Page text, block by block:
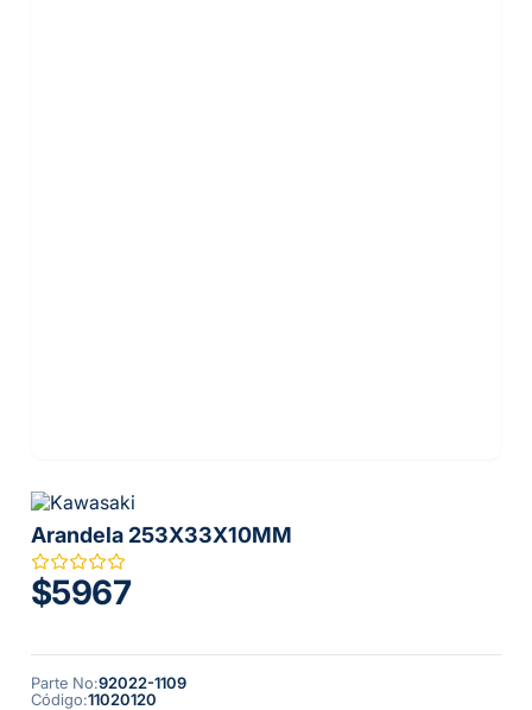
Arandela 253X33X10MM
$5967
Parte No:92022-1109
Código:11020120